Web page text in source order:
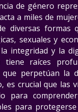
de género
a miles de
diversas formas
sexuales y
integridad y la
tiene raíces
que perpetúan la
es crucial que las
para
para